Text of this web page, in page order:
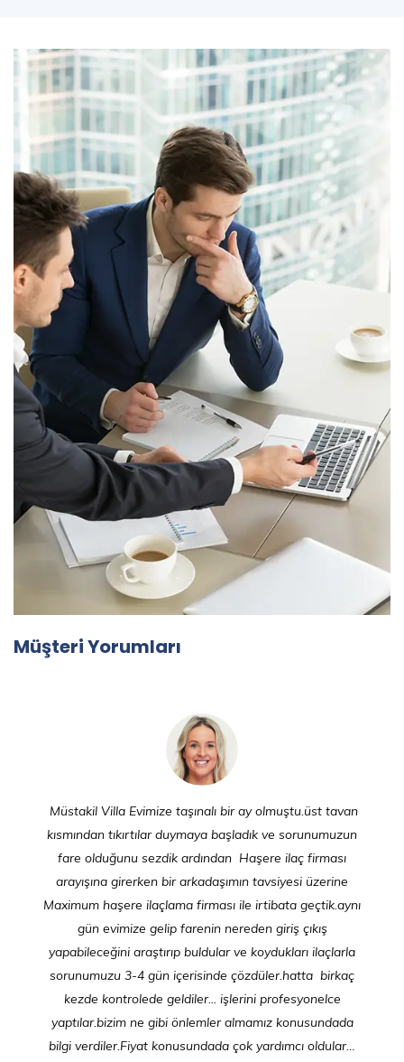
Müşteri Yorumları
Müstakil Villa Evimize taşınalı bir ay olmuştu.üst tavan
kısmından tıkırtılar duymaya başladık ve sorunumuzun
fare olduğunu sezdik ardından Haşere ilaç firması
arayışına girerken bir arkadaşımın tavsiyesi üzerine
Maximum haşere ilaçlama firması ile irtibata geçtik.aynı
gün evimize gelip farenin nereden giriş çıkış
yapabileceğini araştırıp buldular ve koydukları ilaçlarla
sorunumuzu 3-4 gün içerisinde çözdüler.hatta birkaç
kezde kontrolede geldiler... işlerini profesyonelce
yaptılar.bizim ne gibi önlemler almamız konusundada
bilgi verdiler.Fiyat konusundada çok yardımcı oldular…